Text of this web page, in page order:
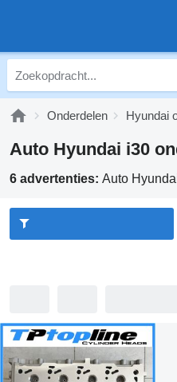
Onderdelen Hyundai
Auto Hyundai i30
6 advertenties: Auto